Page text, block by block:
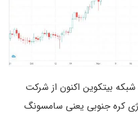
دلاری، شبکه بیتکوین اکنون از شرکت
کره جنوبی یعنی سامسونگ